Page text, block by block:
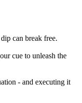
can break free.
cue to unleash the
- and executing it